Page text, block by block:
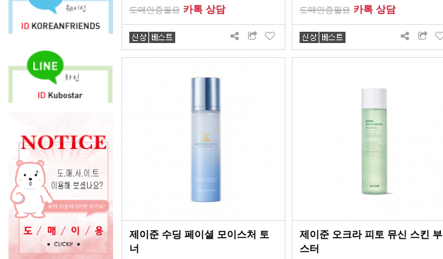
도매인증필요 카톡 상담 도매인증필요 카톡 상담
제이준 수딩 페이셜 모이스처 토
너
제이준 오크라 피토 뮤신 스킨 부
스터